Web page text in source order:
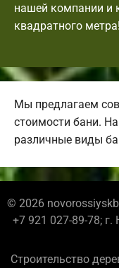
нашей компании и
квадратного метра!
Мы предлагаем
стоимости бани.
различные виды
© 2026
+7 921 027-89-78;
Строительство